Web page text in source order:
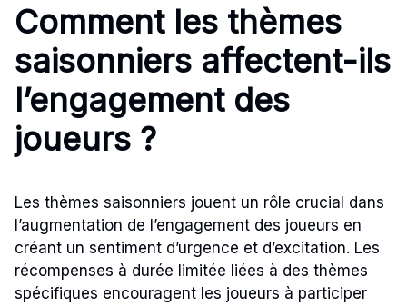
Comment les thèmes
saisonniers affectent-ils
l’engagement des
joueurs ?
Les thèmes saisonniers jouent un rôle crucial dans
l’augmentation de l’engagement des joueurs en
créant un sentiment d’urgence et d’excitation. Les
récompenses à durée limitée liées à des thèmes
spécifiques encouragent les joueurs à participer